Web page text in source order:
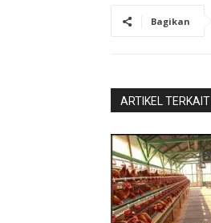
Bagikan
ARTIKEL TERKAIT